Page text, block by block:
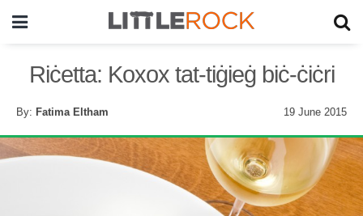
Riċetta: Koxox tat-tiġieġ biċ-ċiċri
By: Fatima Eltham 19 June 2015